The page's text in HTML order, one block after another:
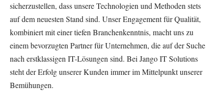
sicherzustellen, dass unsere Technologien und Methoden stets
auf dem neuesten Stand sind. Unser Engagement für Qualität,
kombiniert mit einer tiefen Branchenkenntnis, macht uns zu
einem bevorzugten Partner für Unternehmen, die auf der Suche
nach erstklassigen IT-Lösungen sind. Bei Jango IT Solutions
steht der Erfolg unserer Kunden immer im Mittelpunkt unserer
Bemühungen.